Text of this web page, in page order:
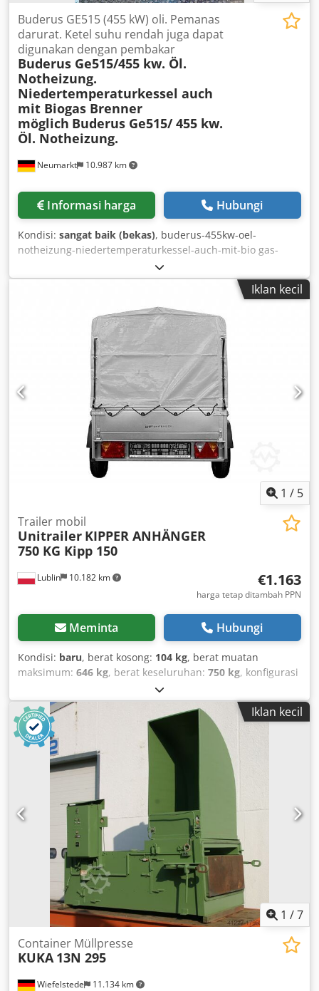
Neumarkt 10.987 km
Buderus GE515 (455 kW) oli. Pemanas
darurat. Ketel suhu rendah juga dapat
digunakan dengan pembakar
Buderus Ge515/455 kw. Öl.
Notheizung.
Niedertemperaturkessel auch
mit Biogas Brenner
möglich Buderus Ge515/ 455 kw.
Öl. Notheizung.
Informasi harga Hubungi
Kondisi: sangat baik (bekas), buderus-455kw-oel-
notheizung-niedertemperaturkessel-auch-mit-bio gas-
brenner-moeglich Crjdox U Exuopfx Aigjf
Iklan kecil
1 / 5
Lublin 10.182 km
Trailer mobil
Unitrailer KIPPER ANHÄNGER
750 KG Kipp 150
€1.163
harga tetap ditambah PPN
Meminta Hubungi
Kondisi: baru, berat kosong: 104 kg, berat muatan
maksimum: 646 kg, berat keseluruhan: 750 kg, konfigurasi
, panjang ruang muatan:
ruang muat:1.116 mm, tinggi ruang muatan:777 mm,
volume ruang muat:
, ukuran ban:
, jarak roda:
155 mm
, Tahun pembuatan: , Perlengkapan:
trailer ,
Iklan kecil
1 /7
Wiefelstede 11.134 km
Container Müllpresse
KUKA 13N 295